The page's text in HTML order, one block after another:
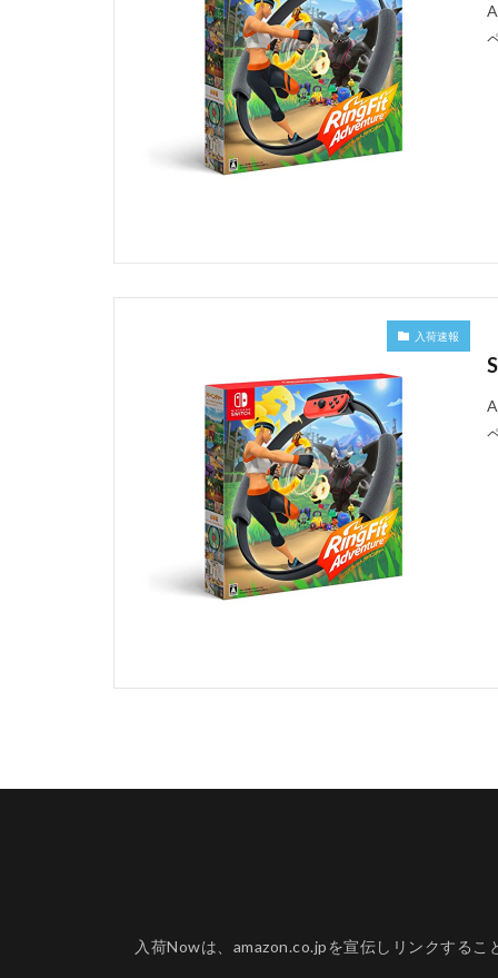
入荷速報
入荷Nowは、amazon.co.jpを宣伝しリンクする